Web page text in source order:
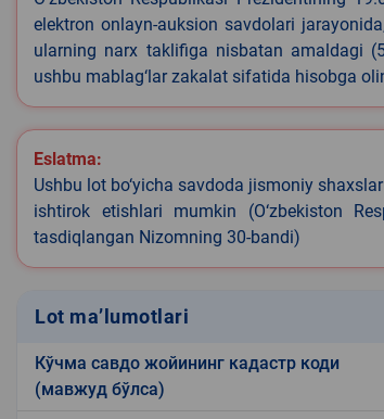
elektron onlayn-auksion savdolari
ularning narx taklifiga nisbatan amaldagi
ushbu mablag‘lar zakalat sifatida hisobga
Eslatma:
Ushbu lot bo‘yicha savdoda jismoniy
ishtirok etishlari mumkin (O‘zbekiston
tasdiqlangan Nizomning 30-bandi)
Lot ma’lumotlari
Кўчма савдо жойининг кадастр коди
(мавжуд бўлса)